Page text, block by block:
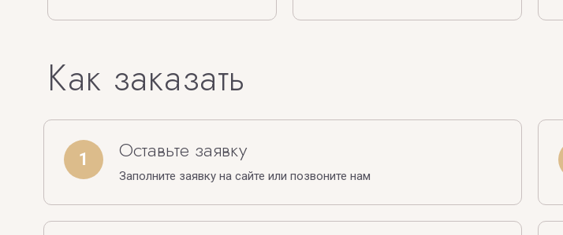
Как заказать
1 Оставьте заявку
Заполните заявку на сайте или позвоните нам